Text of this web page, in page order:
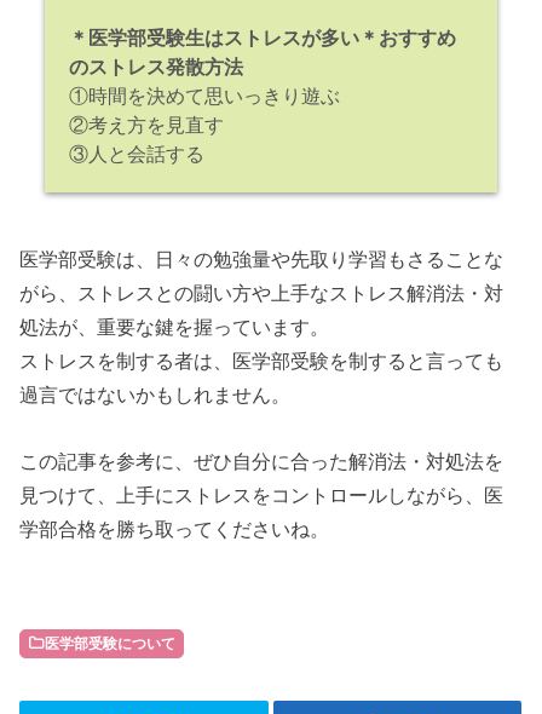
＊医学部受験生はストレスが多い ＊おすすめ
のストレス発散方法
①時間を決めて思いっきり遊ぶ
②考え方を見直す
③人と会話する
医学部受験は、日々の勉強量や先取り学習もさることな
がら、ストレスとの闘い方や上手なストレス解消法・対
処法が、重要な鍵を握っています。
ストレスを制する者は、医学部受験を制すると言っても
過言ではないかもしれません。
この記事を参考に、ぜひ自分に合った解消法・対処法を
見つけて、上手にストレスをコントロールしながら、医
学部合格を勝ち取ってくださいね。
医学部受験について